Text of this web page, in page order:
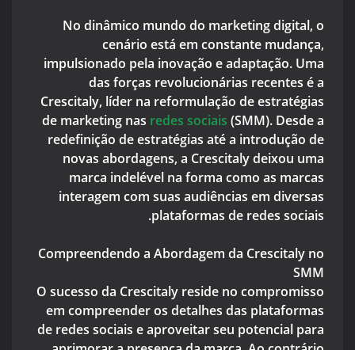
No dinâmico mundo do marketing digital, o
cenário está em constante mudança,
impulsionado pela inovação e adaptação. Uma
das forças revolucionárias recentes é a
Crescitaly, líder na reformulação de estratégias
de marketing nas redes sociais (SMM). Desde a
redefinição de estratégias até a introdução de
novas abordagens, a Crescitaly deixou uma
marca indelével na forma como as marcas
interagem com suas audiências em diversas
plataformas de redes sociais.
Compreendendo a Abordagem da Crescitaly no
SMM
O sucesso da Crescitaly reside no compromisso
em compreender os detalhes das plataformas
de redes sociais e aproveitar seu potencial para